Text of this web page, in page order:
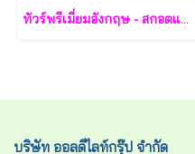
ทัวร์พรีเมี่ยมอังกฤษ - สกอตแลนด์ -เวลล์ 11 วัน - TG
บริษัท ออลดีไลท์กรุ๊ป จำกัด